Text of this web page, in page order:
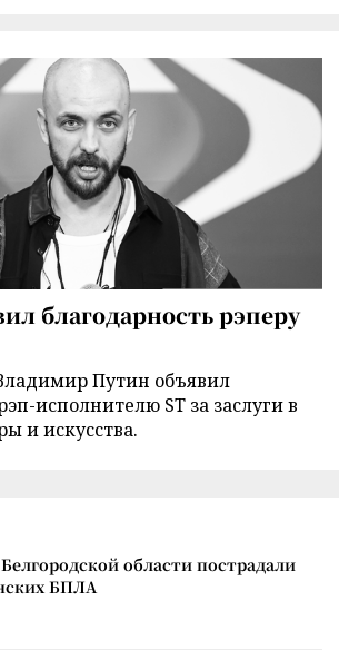
благодарность рэперу
Путин объявил
исполнителю ST за заслуги в
и искусства.
области пострадали
БПЛА